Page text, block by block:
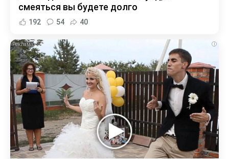
смеяться вы будете долго
192 54 40
i